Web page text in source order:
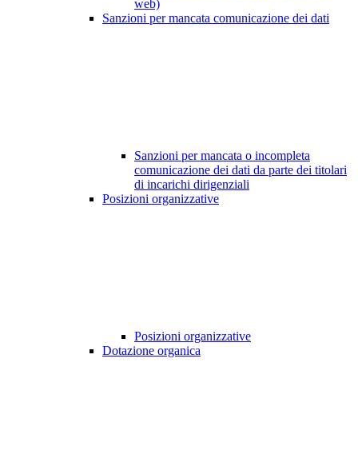
web)
Sanzioni per mancata comunicazione dei dati
Sanzioni per mancata o incompleta
comunicazione dei dati da parte dei titolari
di incarichi dirigenziali
Posizioni organizzative
Posizioni organizzative
Dotazione organica